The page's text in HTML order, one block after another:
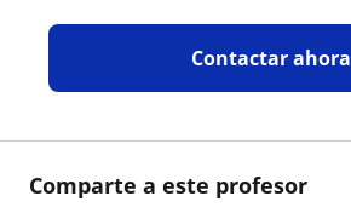
Comparte a este profesor
Contactar ahora